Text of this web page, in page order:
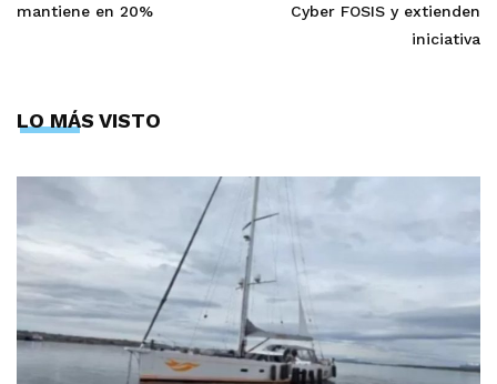
mantiene en 20%
Cyber FOSIS y extienden
iniciativa
LO MÁS VISTO